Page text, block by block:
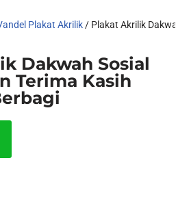
Plakat Akrilik/ Plakat Akrilik Dakwah
Dakwah Sosial
Terima Kasih